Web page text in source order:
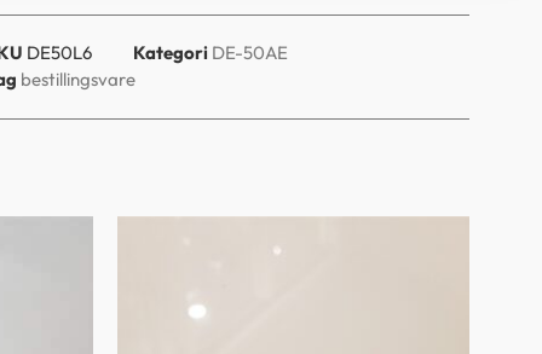
DE50L6 Kategori DE-50AE
bestillingsvare